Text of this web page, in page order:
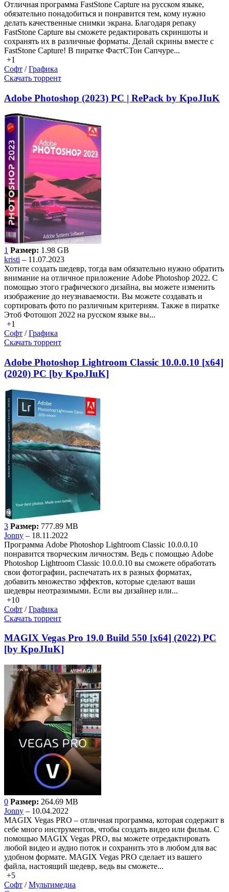
Отличная программа FastStone Capture на русском языке,
обязательно понадобиться и понравится тем, кому нужно
делать качественные снимки экрана. Благодаря репаку
FastStone Capture вы сможете редактировать скриншоты и
сохранять их в различные форматы. Делай скрины вместе с
FastStone Capture! В пиратке ФастСТон Сапчуре...
+1
Софт /Графика
Скачать торрент
Adobe Photoshop (2023) PC | RePack by KpoJIuK
1 Размер: 1.98 GB
kristi – 11.07.2023
Хотите создать шедевр, тогда вам обязательно нужно обратить
внимание на отличное приложение Adobe Photoshop 2022. С
помощью этого графического дизайна, вы можете изменить
изображение до неузнаваемости. Вы можете создавать и
сортировать фото по различным критериям. Также в пиратке
Этоб Фотошоп 2022 на русском языке вы...
+1
Софт /Графика
Скачать торрент
Adobe Photoshop Lightroom Classic 10.0.0.10 [x64]
(2020) PC [by KpoJIuK]
3 Размер: 777.89 MB
Jonny – 18.11.2022
Программа Adobe Photoshop Lightroom Classic 10.0.0.10
понравится творческим личностям. Ведь с помощью Adobe
Photoshop Lightroom Classic 10.0.0.10 вы сможете обработать
свои фотографии, распечатать их в разных форматах,
добавить множество эффектов, которые сделают ваши
шедевры неотразимыми. Если вы дизайнер или...
+10
Софт /Графика
Скачать торрент
MAGIX Vegas Pro 19.0 Build 550 [x64] (2022) PC
[by KpoJIuK]
0 Размер: 264.69 MB
Jonny – 10.04.2022
MAGIX Vegas PRO – отличная программа, которая содержит в
себе много инструментов, чтобы создать видео или фильм. С
помощью MAGIX Vegas PRO, вы можете отредактировать
любой видео и аудио поток и сохранить это в любом для вас
удобном формате. MAGIX Vegas PRO сделает из вашего
файла, настоящий шедевр, ведь вы сможете...
+5
Софт /Мультимедиа